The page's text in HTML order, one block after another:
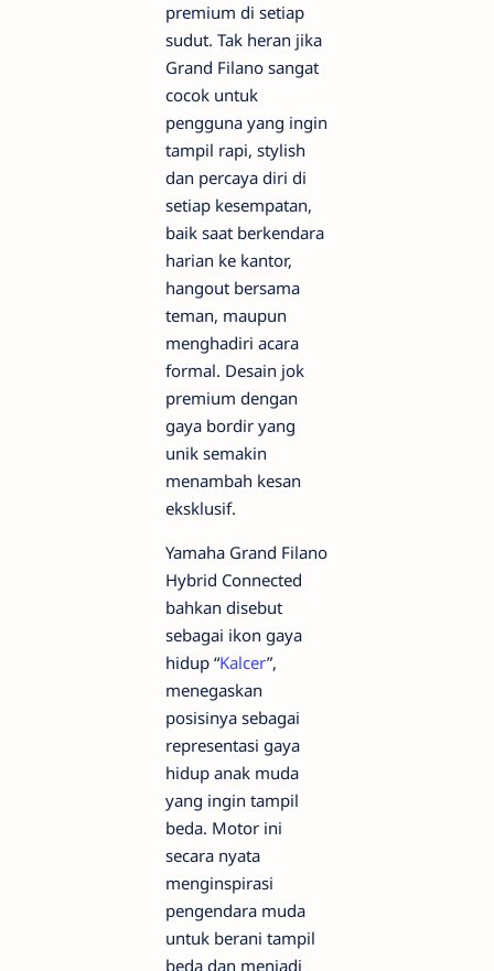
premium di setiap
sudut. Tak heran jika
Grand Filano sangat
cocok untuk
pengguna yang ingin
tampil rapi, stylish
dan percaya diri di
setiap kesempatan,
baik saat berkendara
harian ke kantor,
hangout bersama
teman, maupun
menghadiri acara
formal. Desain jok
premium dengan
gaya bordir yang
unik semakin
menambah kesan
eksklusif.
Yamaha Grand Filano
Hybrid Connected
bahkan disebut
sebagai ikon gaya
hidup “Kalcer”,
menegaskan
posisinya sebagai
representasi gaya
hidup anak muda
yang ingin tampil
beda. Motor ini
secara nyata
menginspirasi
pengendara muda
untuk berani tampil
beda dan menjadi